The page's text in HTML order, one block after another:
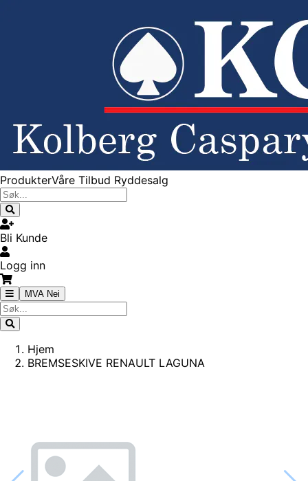
ProdukterVåre Tilbud Ryddesalg
Bli Kunde
Logg inn
MVA Nei
Hjem
BREMSESKIVE RENAULT LAGUNA